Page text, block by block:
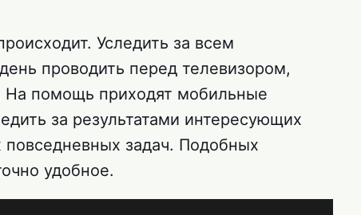
Уследить за всем
проводить перед телевизором,
На помощь приходят мобильные
за результатами интересующих
задач. Подобных
удобное.